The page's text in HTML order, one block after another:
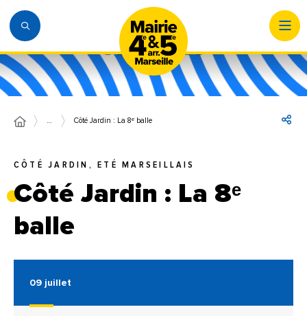
… Côté Jardin : La 8ᵉ balle
CÔTÉ JARDIN, ETÉ MARSEILLAIS
Côté Jardin : La 8ᵉ
balle
09 juillet